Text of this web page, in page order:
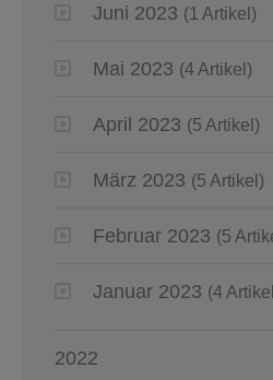
Juni 2023 (1 Artikel)
Mai 2023 (4 Artikel)
April 2023 (5 Artikel)
März 2023 (5 Artikel)
Februar 2023 (5
Januar 2023 (4
2022